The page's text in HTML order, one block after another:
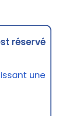
réservé
une